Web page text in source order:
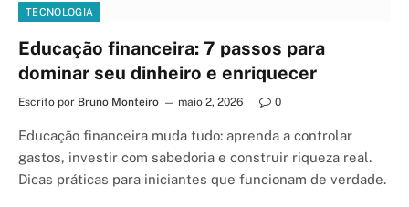
TECNOLOGIA
Educação financeira: 7 passos para
dominar seu dinheiro e enriquecer
Escrito por Bruno Monteiro maio 2, 2026 0
Educação financeira muda tudo: aprenda a controlar
gastos, investir com sabedoria e construir riqueza real.
Dicas práticas para iniciantes que funcionam de verdade.